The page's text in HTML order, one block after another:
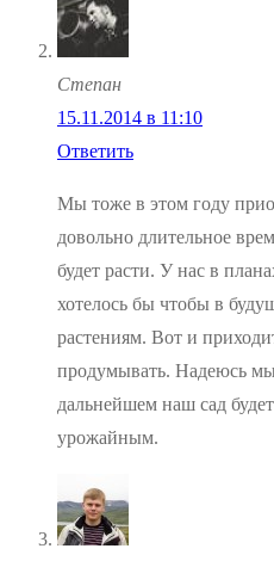
Степан
15.11.2014 в 11:10
Ответить
Мы тоже в этом году
довольно длительное
будет расти. У нас в
хотелось бы чтобы в
растениям. Вот и
продумывать. Надеюсь
дальнейшем наш сад
урожайным.